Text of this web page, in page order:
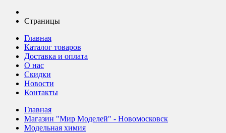
Страницы
Главная
Каталог товаров
Доставка и оплата
О нас
Скидки
Новости
Контакты
Главная
Магазин "Мир Моделей" - Новомосковск
Модельная химия